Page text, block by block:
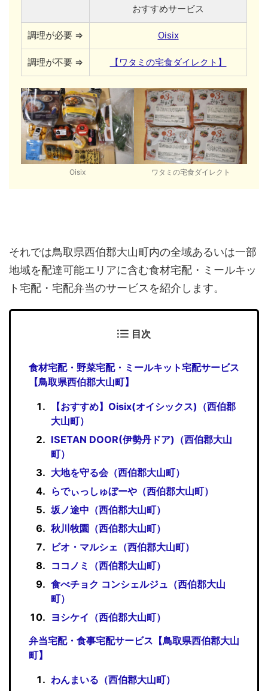
おすすめサービス
調理が必要 ⇒ Oisix
調理が不要 ⇒ 【ワタミの宅食ダイレクト】
Oisix ワタミの宅食ダイレクト
それでは鳥取県西伯郡大山町内の全域あるいは一部
地域を配達可能エリアに含む食材宅配・ミールキッ
ト宅配・宅配弁当のサービスを紹介します。
目次
食材宅配・野菜宅配・ミールキット宅配サービス
【鳥取県西伯郡大山町】
【おすすめ】Oisix(オイシックス)（西伯郡
大山町）
ISETAN DOOR(伊勢丹ドア)（西伯郡大山
町）
大地を守る会（西伯郡大山町）
らでぃっしゅぼーや（西伯郡大山町）
坂ノ途中（西伯郡大山町）
秋川牧園（西伯郡大山町）
ビオ・マルシェ（西伯郡大山町）
ココノミ（西伯郡大山町）
食べチョク コンシェルジュ（西伯郡大山
町）
ヨシケイ（西伯郡大山町）
弁当宅配・食事宅配サービス【鳥取県西伯郡大山
町】
わんまいる（西伯郡大山町）